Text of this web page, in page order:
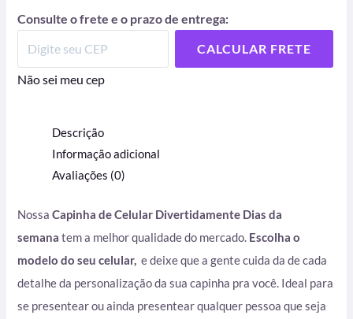
Consulte o frete e o prazo de entrega:
CALCULAR FRETE
Não sei meu cep
Descrição
Informação adicional
Avaliações (0)
NossaCapinha de Celular Divertidamente Dias da
semana tem a melhor qualidade do mercado. Escolha o
modelo do seu celular,e deixe que a gente cuida da de cada
detalhe da personalização da sua capinha pra você. Ideal para
se presentear ou ainda presentear qualquer pessoa que seja